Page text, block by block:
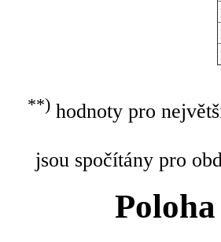
**)hodnoty pro
jsou spočítány pro